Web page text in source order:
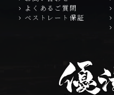
よくあるご質問
ベストレート保証